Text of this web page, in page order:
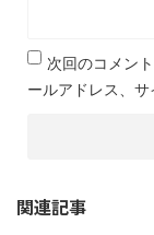
次回のコメン
ールアドレス、サ
関連記事